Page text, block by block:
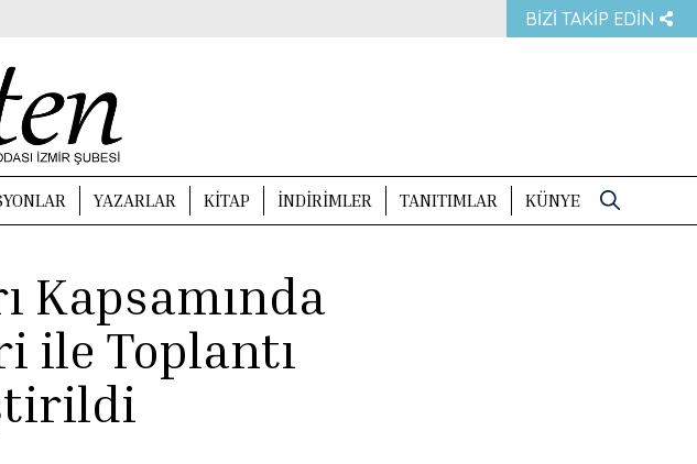
BIZI TAKIP EDIN
YAZARLAR KITAP İNDIRIMLER TANITIMLAR
KÜNYE
Search
Kapsamında
ile Toplantı